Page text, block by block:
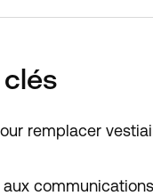
remplacer